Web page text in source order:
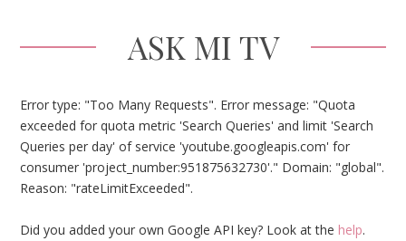
ASK MI TV
Error type: "Too Many Requests". Error message: "Quota
exceeded for quota metric 'Search Queries' and limit 'Search
Queries per day' of service 'youtube.googleapis.com' for
consumer 'project_number:951875632730'." Domain: "global".
Reason: "rateLimitExceeded".
Did you added your own Google API key? Look at the help.